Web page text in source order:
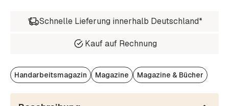
Schnelle Lieferung innerhalb Deutschland*
Kauf auf Rechnung
Handarbeitsmagazin Magazine Magazine & Bücher